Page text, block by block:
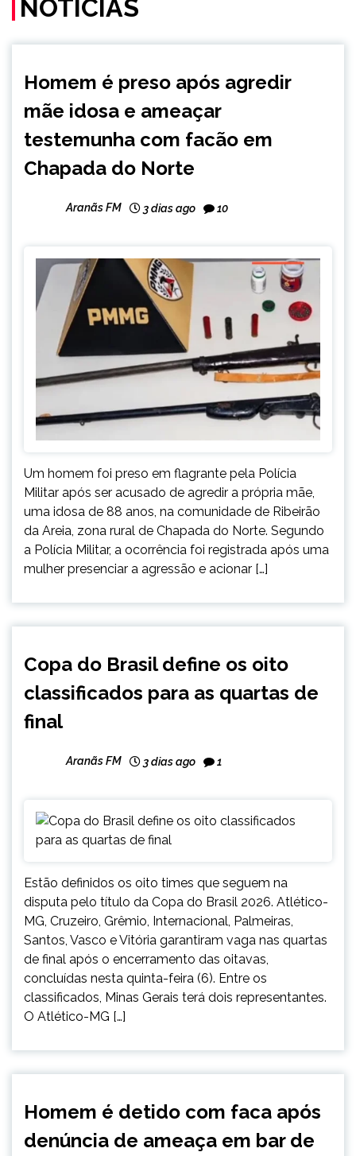
NOTÍCIAS
GERAIS
NOTÍCIAS
Homem é preso após agredir
mãe idosa e ameaçar
testemunha com facão em
Chapada do Norte
Aranãs FM 3 dias ago 10
Um homem foi preso em flagrante pela Polícia
Militar após ser acusado de agredir a própria mãe,
uma idosa de 88 anos, na comunidade de Ribeirão
da Areia, zona rural de Chapada do Norte. Segundo
a Polícia Militar, a ocorrência foi registrada após uma
mulher presenciar a agressão e acionar […]
NOTÍCIAS
Copa do Brasil define os oito
classificados para as quartas de
final
Aranãs FM 3 dias ago 1
Estão definidos os oito times que seguem na
disputa pelo título da Copa do Brasil 2026. Atlético-
MG, Cruzeiro, Grêmio, Internacional, Palmeiras,
Santos, Vasco e Vitória garantiram vaga nas quartas
de final após o encerramento das oitavas,
concluídas nesta quinta-feira (6). Entre os
classificados, Minas Gerais terá dois representantes.
O Atlético-MG […]
GERAIS
NOTÍCIAS
Homem é detido com faca após
denúncia de ameaça em bar de